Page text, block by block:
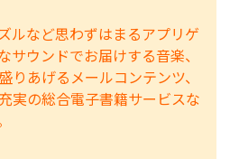
ルなど思わずはまるアプリゲ
サウンドでお届けする音楽、
りあげるメールコンテンツ、
実の総合電子書籍サービスな